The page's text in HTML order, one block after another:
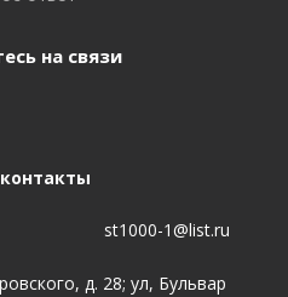
на связи
st1000-1@list.ru
д. 28; ул, Бульвар